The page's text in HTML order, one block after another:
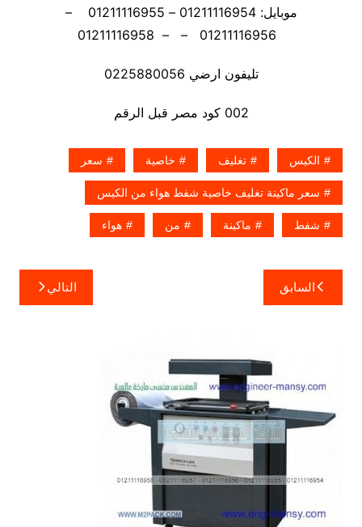
موبايل: 01211116954 – 01211116955 –
تليفون ارضي 0225880056
002 كود مصر قبل الرقم
الكيس تغليف خاصية سعر
سعر ماكينة تغليف خاصية شفط هواء من الكيس
شفط ماكينة من هواء
تصفّح
المقالات
السابق التالي